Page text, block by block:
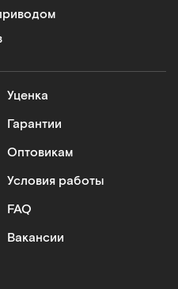
Уценка
Гарантии
Оптовикам
Условия работы
FAQ
Вакансии